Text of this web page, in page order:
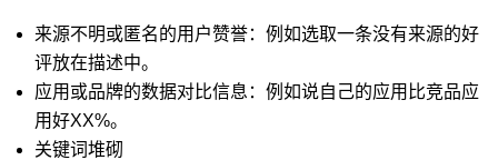
来源不明或匿名的用户赞誉：例如选取一条没有来源的好
评放在描述中。
应用或品牌的数据对比信息：例如说自己的应用比竞品应
用好XX%。
关键词堆砌